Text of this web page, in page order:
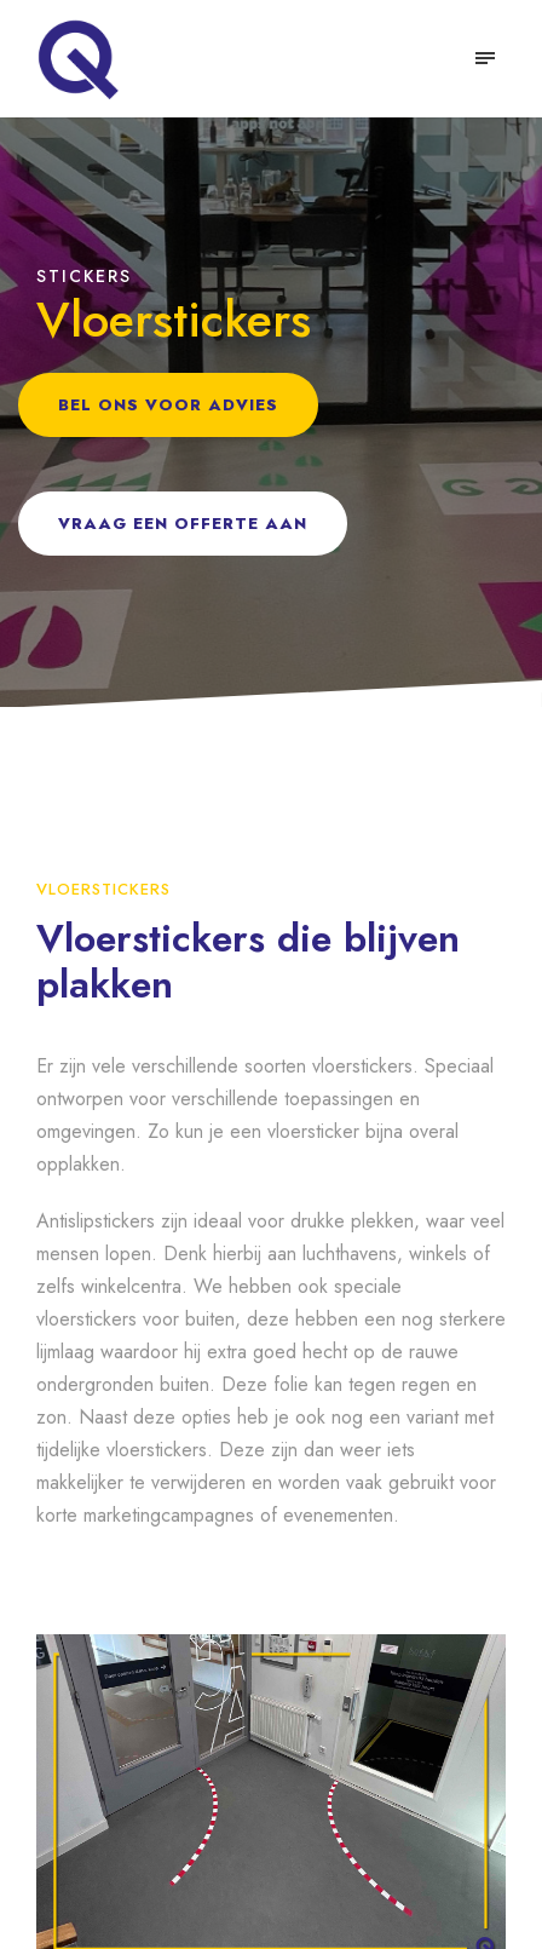
STICKERS
Vloerstickers
BEL ONS VOOR ADVIES
VRAAG EEN OFFERTE AAN
VLOERSTICKERS
Vloerstickers die blijven
plakken
Er zijn vele verschillende soorten vloerstickers. Speciaal
ontworpen voor verschillende toepassingen en
omgevingen. Zo kun je een vloersticker bijna overal
opplakken.
Antislipstickers zijn ideaal voor drukke plekken, waar veel
mensen lopen. Denk hierbij aan luchthavens, winkels of
zelfs winkelcentra. We hebben ook speciale
vloerstickers voor buiten, deze hebben een nog sterkere
lijmlaag waardoor hij extra goed hecht op de rauwe
ondergronden buiten. Deze folie kan tegen regen en
zon. Naast deze opties heb je ook nog een variant met
tijdelijke vloerstickers. Deze zijn dan weer iets
makkelijker te verwijderen en worden vaak gebruikt voor
korte marketingcampagnes of evenementen.